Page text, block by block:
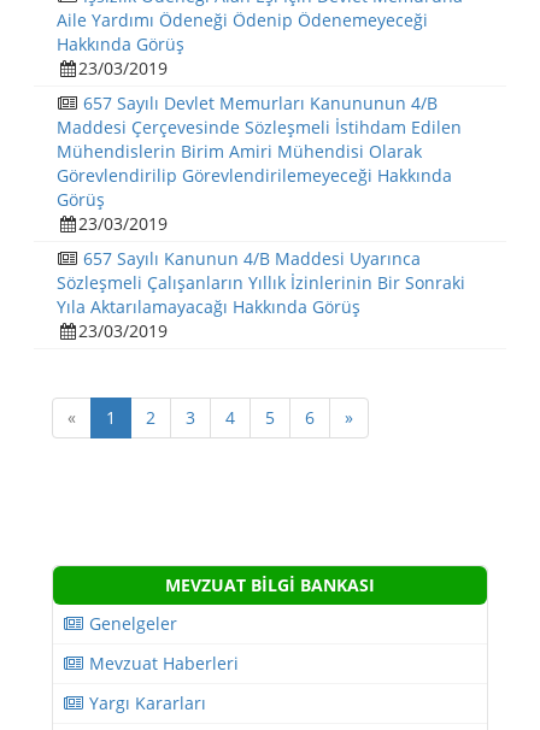
Aile Yardımı Ödeneği Ödenip Ödenemeyeceği
Hakkında Görüş
23/03/2019
657 Sayılı Devlet Memurları Kanununun 4/B
Maddesi Çerçevesinde Sözleşmeli İstihdam Edilen
Mühendislerin Birim Amiri Mühendisi Olarak
Görevlendirilip Görevlendirilemeyeceği Hakkında
Görüş
23/03/2019
657 Sayılı Kanunun 4/B Maddesi Uyarınca
Sözleşmeli Çalışanların Yıllık İzinlerinin Bir Sonraki
Yıla Aktarılamayacağı Hakkında Görüş
23/03/2019
« 1 2 3 4 5 6 »
MEVZUAT BİLGİ BANKASI
Genelgeler
Mevzuat Haberleri
Yargı Kararları